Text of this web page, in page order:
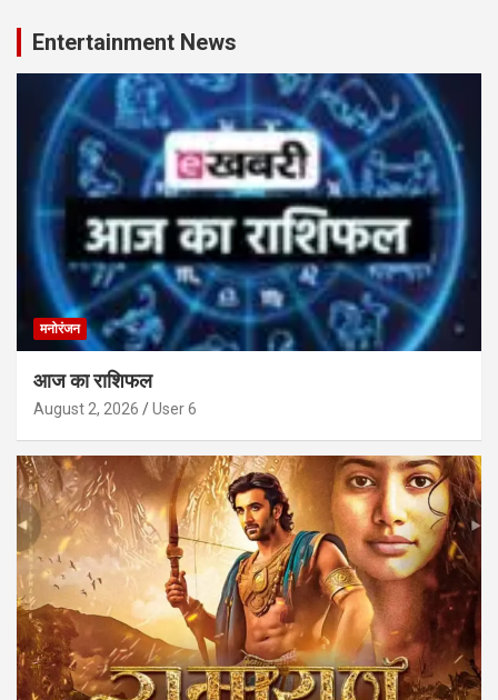
Entertainment News
मनोरंजन
आज का राशिफल
August 2, 2026 User 6